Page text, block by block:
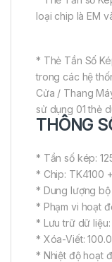
loại chip là EM
* Thẻ Tần Số
trong các hệ
Cửa / Thang
sử dụng 01 thẻ
THÔNG
* Tần số kép:
* Chip: TK4100
* Dung lượng bộ
* Phạm vi hoạt
* Lưu trữ dữ liệu:
* Xóa-Viết:
* Nhiệt độ hoạt